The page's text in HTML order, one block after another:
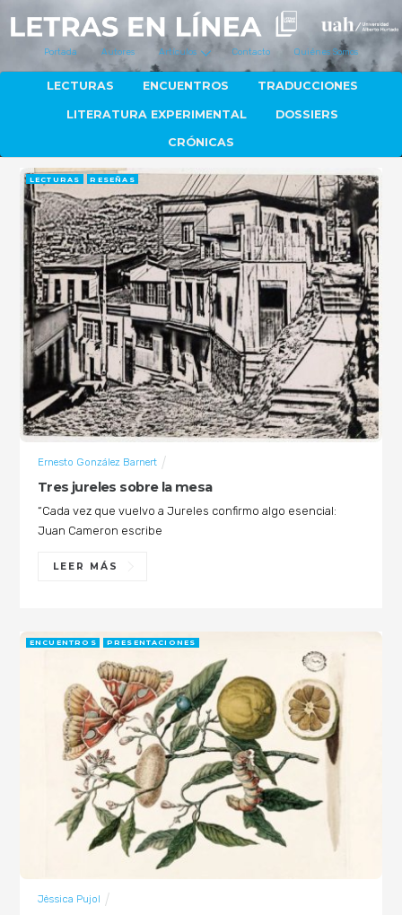
Portada Autores Artículos Contacto Quiénes Somos
LECTURAS ENCUENTROS TRADUCCIONES
LITERATURA EXPERIMENTAL DOSSIERS
CRÓNICAS
Tres jureles sobre la mesa
Ernesto González Barnert
LECTURAS RESEÑAS
“Cada vez que vuelvo a Jureles confirmo algo esencial:
Juan Cameron escribe
LEER MÁS
Jèssica Pujol
ENCUENTROS PRESENTACIONES